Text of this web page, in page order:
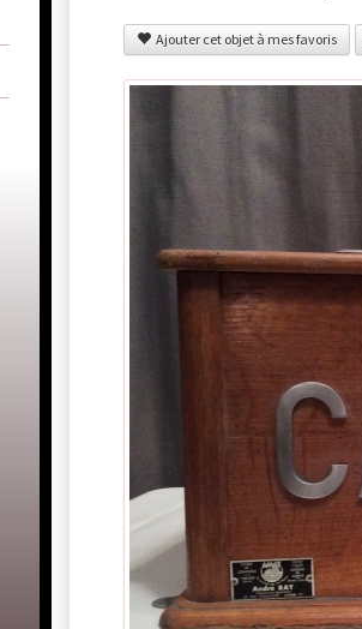
Ajouter cet objet à mes favoris